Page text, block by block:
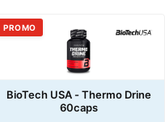
PROMO
BioTech USA - Thermo Drine
60caps